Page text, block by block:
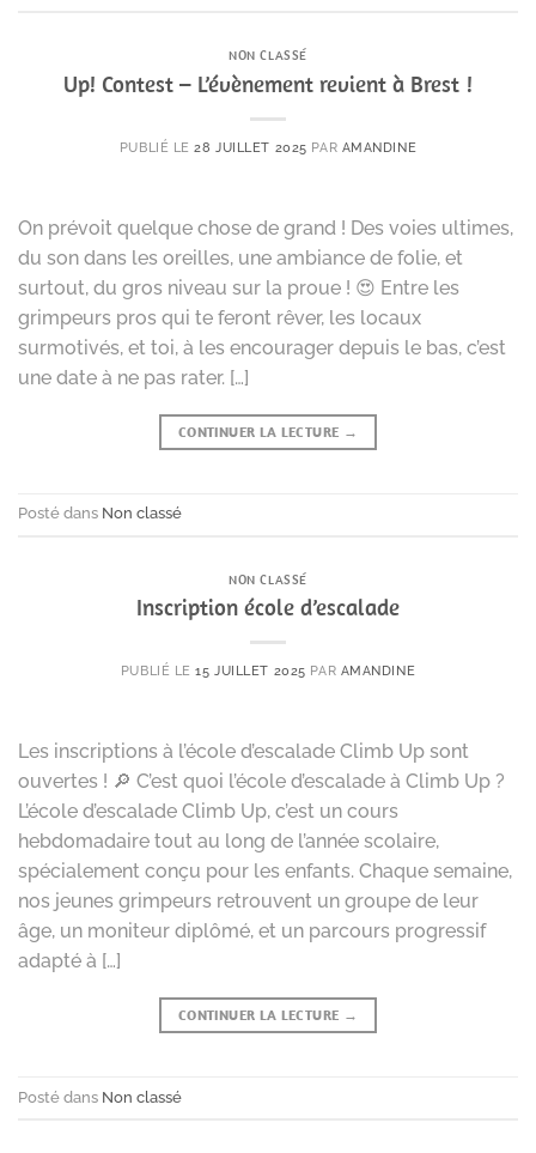
NON CLASSÉ
Up! Contest – L’évènement revient à Brest !
PUBLIÉ LE28 JUILLET 2025 PAR AMANDINE
On prévoit quelque chose de grand ! Des voies ultimes,
du son dans les oreilles, une ambiance de folie, et
surtout, du gros niveau sur la proue ! 😍 Entre les
grimpeurs pros qui te feront rêver, les locaux
surmotivés, et toi, à les encourager depuis le bas, c’est
une date à ne pas rater. […]
CONTINUER LA LECTURE →
Posté dans Non classé
NON CLASSÉ
Inscription école d’escalade
PUBLIÉ LE15 JUILLET 2025 PAR AMANDINE
Les inscriptions à l’école d’escalade Climb Up sont
ouvertes ! 🔎 C’est quoi l’école d’escalade à Climb Up ?
L’école d’escalade Climb Up, c’est un cours
hebdomadaire tout au long de l’année scolaire,
spécialement conçu pour les enfants. Chaque semaine,
nos jeunes grimpeurs retrouvent un groupe de leur
âge, un moniteur diplômé, et un parcours progressif
adapté à […]
CONTINUER LA LECTURE →
Posté dans Non classé